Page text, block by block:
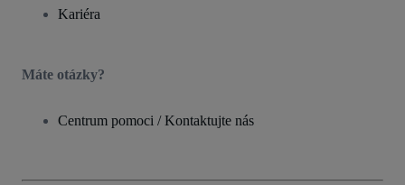
Kariéra
Máte otázky?
Centrum pomoci / Kontaktujte nás